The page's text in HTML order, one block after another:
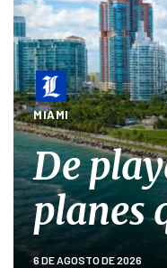
MIAMI
De
planes
6 DE AGOSTO DE 2026